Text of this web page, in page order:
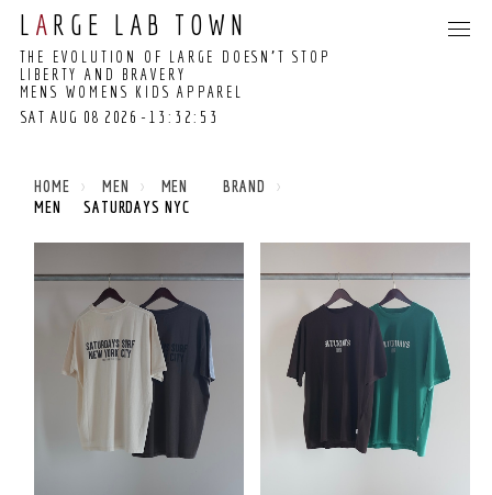
L A RGE LAB TOWN
THE EVOLUTION OF LARGE DOESN’T STOP
LIBERTY AND BRAVERY
MENS WOMENS KIDS APPAREL
SAT AUG 08 2026
UNIVERSAL TIME)
-13:32:53
HOME MEN
MEN BRAND
MEN SATURDAYS NYC